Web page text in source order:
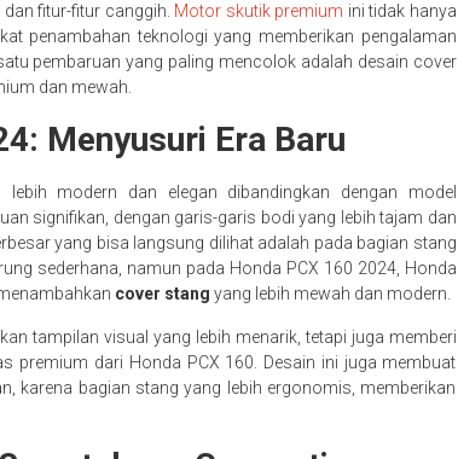
fitur-fitur canggih. Motor skutik premium ini tidak hanya
penambahan teknologi yang memberikan pengalaman
pembaruan yang paling mencolok adalah desain cover
dan mewah.
Menyusuri Era Baru
modern dan elegan dibandingkan dengan model
signifikan, dengan garis-garis bodi yang lebih tajam dan
yang bisa langsung dilihat adalah pada bagian stang
sederhana, namun pada Honda PCX 160 2024, Honda
cover stang yang lebih mewah dan modern.
tampilan visual yang lebih menarik, tetapi juga memberi
premium dari Honda PCX 160. Desain ini juga membuat
karena bagian stang yang lebih ergonomis, memberikan